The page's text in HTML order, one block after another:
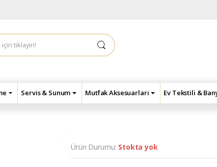
Servis & Sunum Mutfak Aksesuarları Ev Tekstili &
Ürün Durumu: Stokta yok